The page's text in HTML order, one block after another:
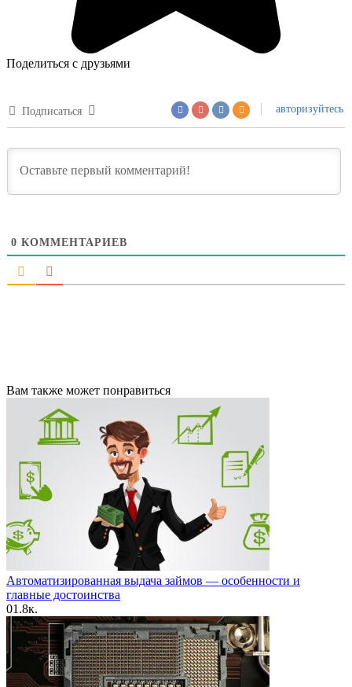
Поделиться с друзьями
Подписаться авторизуйтесь
0 КОММЕНТАРИЕВ
Вам также может понравиться
Автоматизированная выдача займов — особенности и
главные достоинства
01.8к.